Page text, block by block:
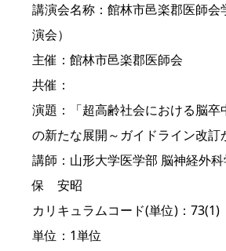
講演会名称：館林市邑楽郡医師
演会）
主催：館林市邑楽郡医師会
共催：
演題：「超高齢社会における脳卒
の新たな展開～ガイドライン改訂
講師：山形大学医学部 脳神経外
保 安昭
カリキュラムコード(単位)：73(1)
単位：1単位